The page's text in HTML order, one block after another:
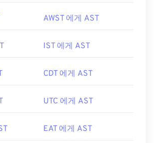
AWST 에게 AST
IST 에게 AST
CDT 에게 AST
UTC 에게 AST
EAT 에게 AST